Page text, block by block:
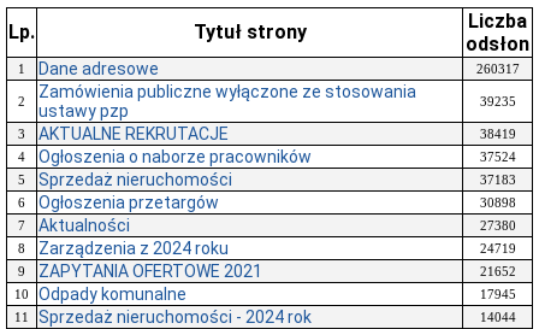
Lp. Tytuł strony
Liczba
odsłon
1 Dane adresowe 260317
2
Zamówienia publiczne wyłączone ze stosowania
ustawy pzp
39235
3 AKTUALNE REKRUTACJE
38419
4
Ogłoszenia o naborze pracowników
37524
5
Sprzedaż nieruchomości
37183
6
Ogłoszenia przetargów
30898
7
Aktualności
27380
8
Zarządzenia z 2024 roku
24719
9
ZAPYTANIA OFERTOWE 2021
21652
10
Odpady komunalne
17945
11
Sprzedaż nieruchomości - 2024 rok
14044